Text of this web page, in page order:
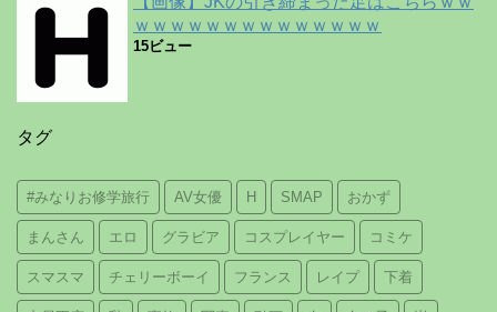
ｗｗｗｗｗｗｗｗｗｗｗｗｗｗ
15ビュー
タグ
#みなりお修学旅行 AV女優 H SMAP おかず
まんさん エロ グラビア コスプレイヤー コミケ
スマスマ チェリーボーイ フランス レイプ 下着